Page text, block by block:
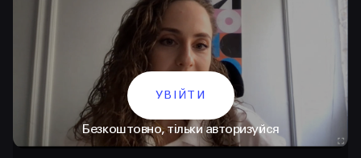
УВІЙТИ
Безкоштовно, тільки авторизуйся